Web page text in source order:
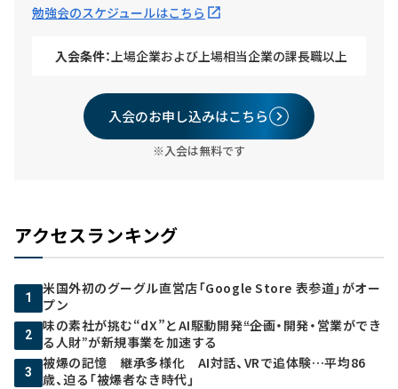
勉強会のスケジュールはこちら
入会条件： 上場企業および上場相当企業の課長職以上
入会のお申し込みはこちら
※入会は無料です
アクセスランキング
1
米国外初のグーグル直営店「Google Store 表参道」がオー
プン
2
味の素社が挑む“dX”とAI駆動開発――“企画・開発・営業ができ
る人財”が新規事業を加速する
3
被爆の記憶 継承多様化 AI対話、VRで追体験…平均86
歳、迫る「被爆者なき時代」